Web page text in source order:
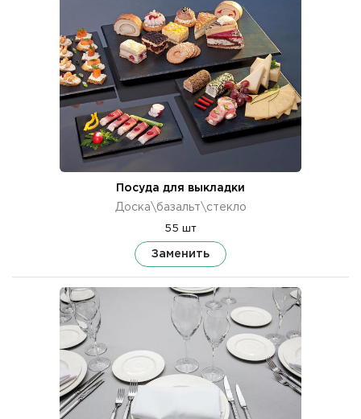
Посуда для выкладки
Доска\базальт\стекло
55 шт
Заменить